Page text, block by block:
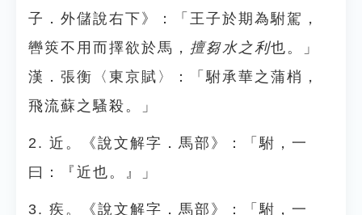
子．外儲說右下》：「王子於期為駙駕，
轡筴不用而擇欲於馬， 擅芻水之利也。」
漢．張衡〈東京賦〉：「駙承華之蒲梢，
飛流蘇之騷殺。」
2. 近。《說文解字．馬部》：「駙，一
曰：『近也。』」
3. 疾。《說文解字．馬部》：「駙，一